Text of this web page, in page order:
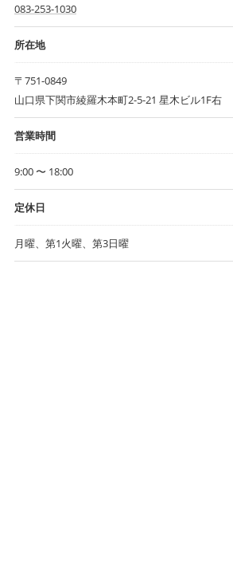
083-253-1030
所在地
〒751-0849
山口県下関市綾羅木本町2-5-21 星木ビル1F右
営業時間
9:00 〜 18:00
定休日
月曜、第1火曜、第3日曜